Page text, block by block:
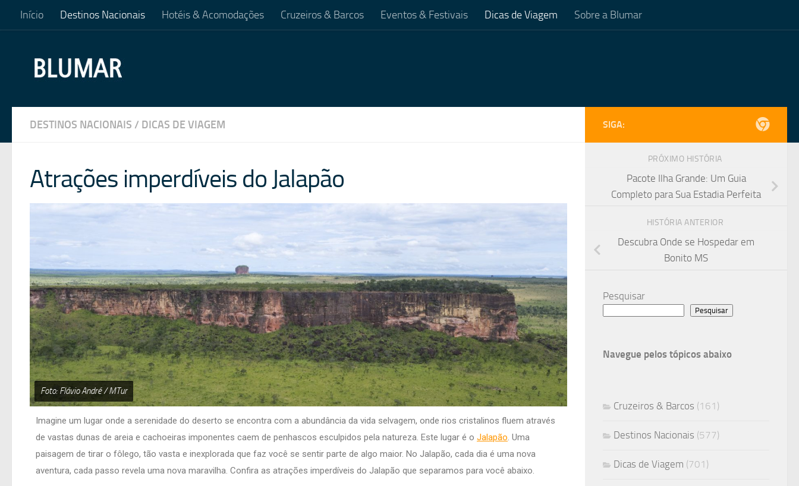
Skip to content
Início Destinos Nacionais Hotéis & Acomodações Cruzeiros & Barcos Eventos & Festivais Dicas de Viagem Sobre a Blumar
DESTINOS NACIONAIS / DICAS DE VIAGEM
Atrações imperdíveis do Jalapão
Foto: Flávio André / MTur
Imagine um lugar onde a serenidade do deserto se encontra com a abundância da vida selvagem, onde rios cristalinos fluem através
de vastas dunas de areia e cachoeiras imponentes caem de penhascos esculpidos pela natureza. Este lugar é o Jalapão. Uma
paisagem de tirar o fôlego, tão vasta e inexplorada que faz você se sentir parte de algo maior. No Jalapão, cada dia é uma nova
aventura, cada passo revela uma nova maravilha. Confira as atrações imperdíveis do Jalapão que separamos para você abaixo.
SIGA:
PRÓXIMO HISTÓRIA
Pacote Ilha Grande: Um Guia
Completo para Sua Estadia Perfeita
HISTÓRIA ANTERIOR
Descubra Onde se Hospedar em
Bonito MS
Pesquisar
Pesquisar
Navegue pelos tópicos abaixo
Cruzeiros & Barcos (161)
Destinos Nacionais (577)
Dicas de Viagem (701)